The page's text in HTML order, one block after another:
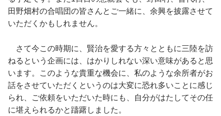
田野畑村の合唱団の皆さんとご一緒に、余興を披露させて
いただくかもしれません。
さて今この時期に、賢治を愛する方々とともに三陸を訪
ねるという企画には、はかりしれない深い意味があると思
います。このような貴重な機会に、私のような余所者がお
話をさせていただくというのは大変に恐れ多いことに感じ
られ、ご依頼をいただいた時にも、自分がはたしてその任
に堪えられるかと躊躇しました。